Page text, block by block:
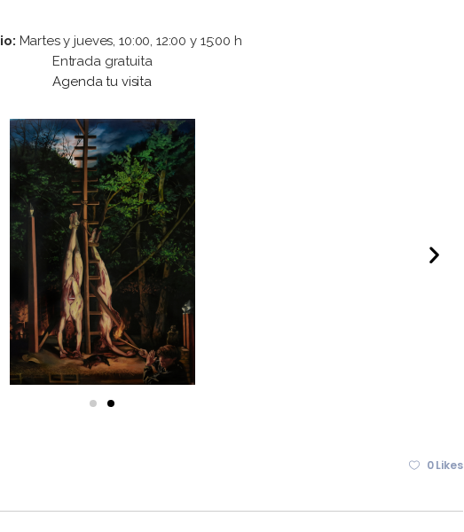
Martes y jueves, 10:00, 12:00 y 15:00 h
Entrada gratuita
Agenda tu visita
0 Likes